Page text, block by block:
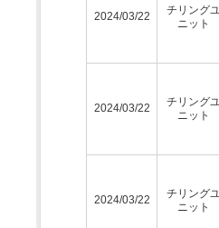
2024/03/22
チリングユ
ニット
2024/03/22
チリングユ
ニット
2024/03/22
チリングユ
ニット